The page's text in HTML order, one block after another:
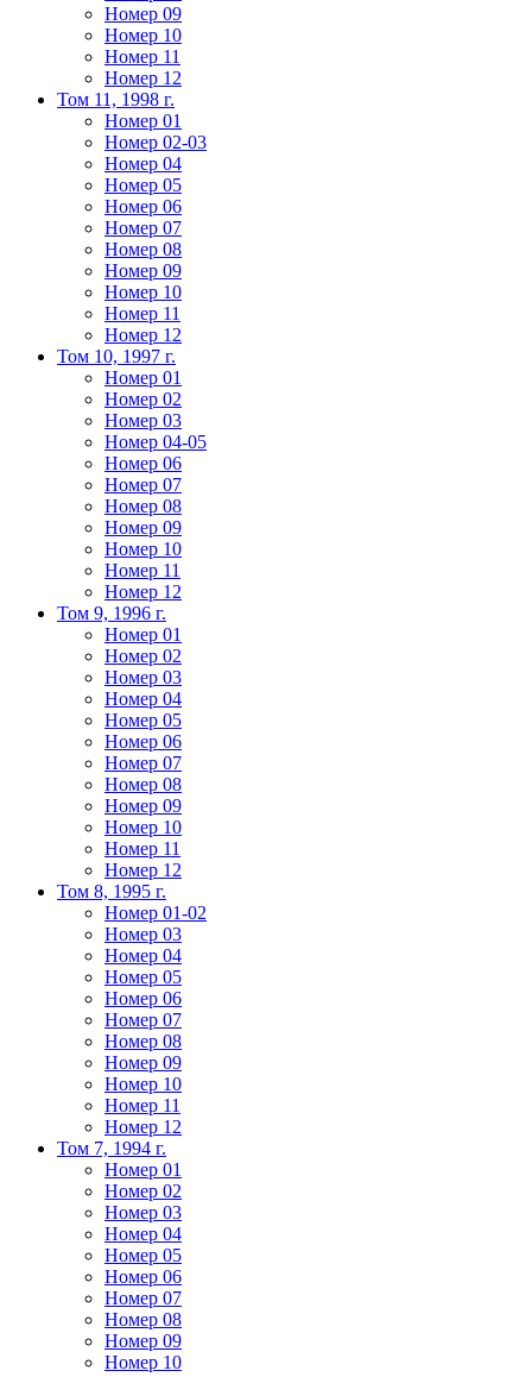
Номер 09
Номер 10
Номер 11
Номер 12
Том 11, 1998 г.
Номер 01
Номер 02-03
Номер 04
Номер 05
Номер 06
Номер 07
Номер 08
Номер 09
Номер 10
Номер 11
Номер 12
Том 10, 1997 г.
Номер 01
Номер 02
Номер 03
Номер 04-05
Номер 06
Номер 07
Номер 08
Номер 09
Номер 10
Номер 11
Номер 12
Том 9, 1996 г.
Номер 01
Номер 02
Номер 03
Номер 04
Номер 05
Номер 06
Номер 07
Номер 08
Номер 09
Номер 10
Номер 11
Номер 12
Том 8, 1995 г.
Номер 01-02
Номер 03
Номер 04
Номер 05
Номер 06
Номер 07
Номер 08
Номер 09
Номер 10
Номер 11
Номер 12
Том 7, 1994 г.
Номер 01
Номер 02
Номер 03
Номер 04
Номер 05
Номер 06
Номер 07
Номер 08
Номер 09
Номер 10